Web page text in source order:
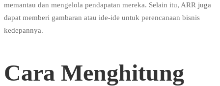
memantau dan mengelola pendapatan mereka. Selain itu, ARR juga
dapat memberi gambaran atau ide-ide untuk perencanaan bisnis
kedepannya.
Cara Menghitung